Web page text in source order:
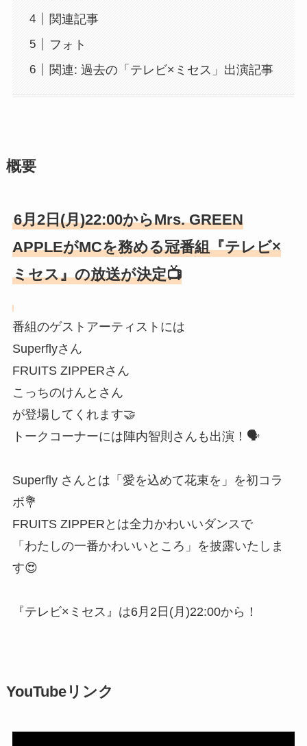
関連記事
フォト
関連: 過去の「テレビ×ミセス」出演記事
概要
6月2日(月)22:00からMrs. GREEN
APPLEがMCを務める冠番組『テレビ×
ミセス』の放送が決定📺
番組のゲストアーティストには
Superflyさん
FRUITS ZIPPERさん
こっちのけんとさん
が登場してくれます🤝
トークコーナーには陣内智則さんも出演！🗣️
Superfly さんとは「愛を込めて花束を」を初コラ
ボ💐
FRUITS ZIPPERとは全力かわいいダンスで
「わたしの一番かわいいところ」を披露いたしま
す😍
『テレビ×ミセス』は6月2日(月)22:00から！
YouTubeリンク